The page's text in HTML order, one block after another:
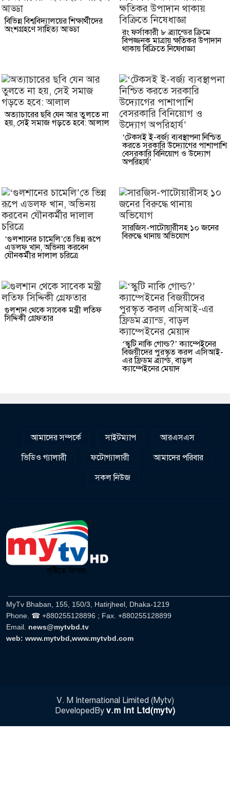
বিভিন্ন বিশ্ববিদ্যালয়ের শিক্ষার্থীদের
অংশগ্রহণে সাহিত্য আড্ডা
রং ফর্সাকারী ৮ ব্র্যান্ডের ক্রিমে
বিপজ্জনক মাত্রায় ক্ষতিকর উপাদান
থাকায় বিক্রিতে নিষেধাজ্ঞা
অত্যাচারের ছবি যেন আর তুলতে না
হয়, সেই সমাজ গড়তে হবে: আলাল
‘টেকসই ই-বর্জ্য ব্যবস্থাপনা নিশ্চিত
করতে সরকারি উদ্যোগের পাশাপাশি
বেসরকারি বিনিয়োগ ও উদ্যোগ
অপরিহার্য’
‘গুলশানের চামেলি’তে ভিন্ন রূপে
এডলফ খান, অভিনয় করবেন
যৌনকর্মীর দালাল চরিত্রে
সারজিস-পাটোয়ারীসহ ১০ জনের
বিরুদ্ধে থানায় অভিযোগ
গুলশান থেকে সাবেক মন্ত্রী লতিফ
সিদ্দিকী গ্রেফতার
‘স্কুটি নাকি গোল্ড?’ ক্যাম্পেইনের
বিজয়ীদের পুরস্কৃত করল এসিআই-
এর ফ্রিডম ব্র্যান্ড, বাড়ল
ক্যাম্পেইনের মেয়াদ
আমাদের সম্পর্কে সাইটম্যাপ
আরএসএস
ভিডিও গ্যালারী
ফটোগ্যালারী
আমাদের পরিবার
সকল নিউজ
MyTv Bhaban, 155, 150/3, Hatirjheel, Dhaka-1219
Phone. ☎ +880255128896 ; Fax. +880255128899
Email. news@mytvbd.tv
web: www.mytvbd,www.mytvbd.com
V. M International Limited (Mytv)
DevelopedBy v.m Int Ltd(mytv)